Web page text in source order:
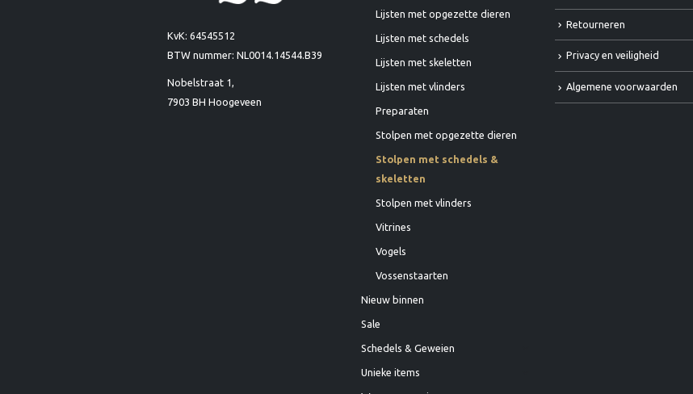
KvK: 64545512
BTW nummer: NL0014.14544.B39
Nobelstraat 1,
7903 BH Hoogeveen
Lijsten met opgezette dieren
Lijsten met schedels
Lijsten met skeletten
Lijsten met vlinders
Preparaten
Stolpen met opgezette dieren
Stolpen met schedels &
skeletten
Stolpen met vlinders
Vitrines
Vogels
Vossenstaarten
Nieuw binnen
Sale
Schedels & Geweien
Unieke items
Retourneren
Privacy en veiligheid
Algemene voorwaarden